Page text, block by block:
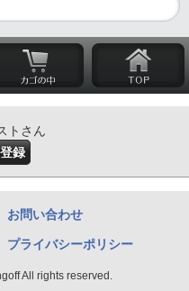
トさん
録
お問い合わせ
プライバシーポリシー
All rights reserved.